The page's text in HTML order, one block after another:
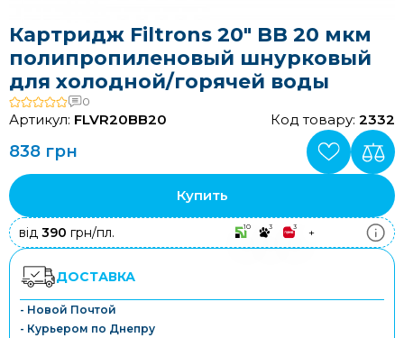
Картридж Filtrons 20" BB 20 мкм
полипропиленовый шнурковый
для холодной/горячей воды
0
Артикул: FLVR20BB20 Код товару: 2332
838 грн
Купить
від 390 грн/пл. 10 3 3 +
ДОСТАВКА
- Новой Почтой
- Курьером по Днепру